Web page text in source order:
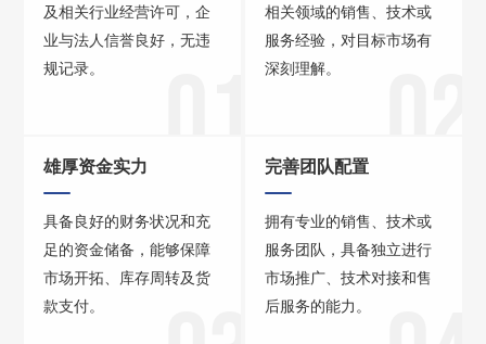
及相关行业经营许可，企
业与法人信誉良好，无违
规记录。
相关领域的销售、技术或
服务经验，对目标市场有
深刻理解。
雄厚资金实力
具备良好的财务状况和充
足的资金储备，能够保障
市场开拓、库存周转及货
款支付。
完善团队配置
拥有专业的销售、技术或
服务团队，具备独立进行
市场推广、技术对接和售
后服务的能力。